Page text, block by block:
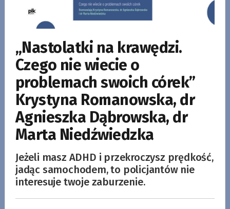
„Nastolatki na krawędzi.
Czego nie wiecie o
problemach swoich córek”
Krystyna Romanowska, dr
Agnieszka Dąbrowska, dr
Marta Niedźwiedzka
Jeżeli masz ADHD i przekroczysz prędkość,
jadąc samochodem, to policjantów nie
interesuje twoje zaburzenie.